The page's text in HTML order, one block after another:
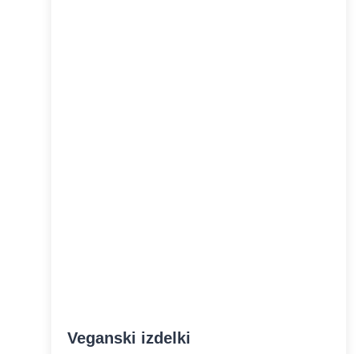
Veganski izdelki